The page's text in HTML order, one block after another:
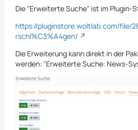
Die "Erweiterte Suche" ist im Plugin-
https://pluginstore.woltlab.com/file/
rschl%C3%A4gen/
Die Erweiterung kann direkt in der
werden: "Erweiterte Suche: News-